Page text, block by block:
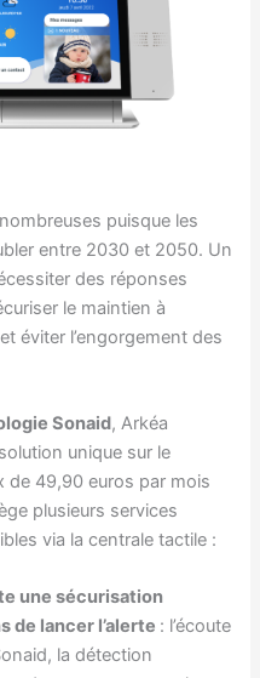
puisque les
entre 2030 et 2050. Un
des réponses
le maintien à
éviter l’engorgement des
Sonaid, Arkéa
unique sur le
de 49,90 euros par mois
plusieurs services
via la centrale tactile :
une sécurisation
de lancer l’alerte : l’écoute
la détection